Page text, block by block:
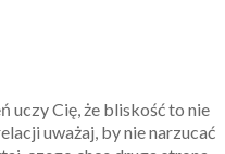
uczy Cię, że bliskość to nie
uważaj, by nie narzucać